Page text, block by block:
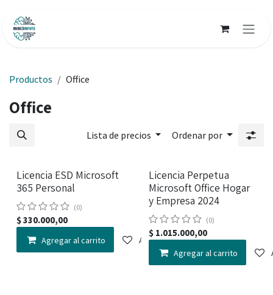
Productos Office
Office
Lista de precios Ordenar por
Licencia ESD Microsoft
365 Personal
(0)
$330.000,00
Agregar al carrito Agregar a la lista de deseos
Licencia Perpetua
Microsoft Office Hogar
y Empresa 2024
(0)
$ 1.015.000,00
Agregar al carrito